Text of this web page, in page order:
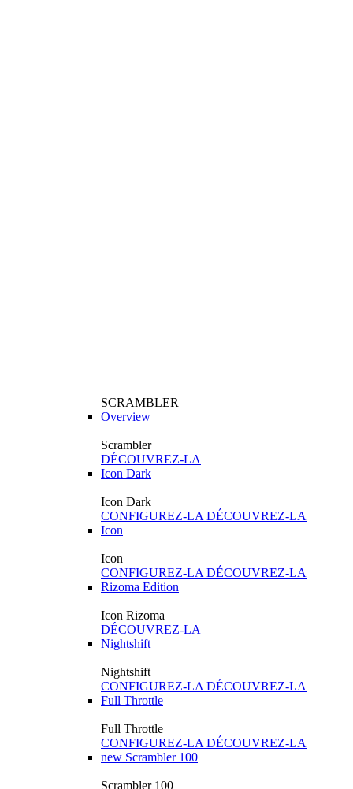
SCRAMBLER
Overview
Scrambler
DÉCOUVREZ-LA
Icon Dark
Icon Dark
CONFIGUREZ-LA DÉCOUVREZ-LA
Icon
Icon
CONFIGUREZ-LA DÉCOUVREZ-LA
Rizoma Edition
Icon Rizoma
DÉCOUVREZ-LA
Nightshift
Nightshift
CONFIGUREZ-LA DÉCOUVREZ-LA
Full Throttle
Full Throttle
CONFIGUREZ-LA DÉCOUVREZ-LA
new Scrambler 100
Scrambler 100